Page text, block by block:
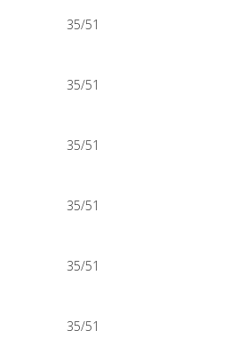
35/51
35/51
35/51
35/51
35/51
35/51